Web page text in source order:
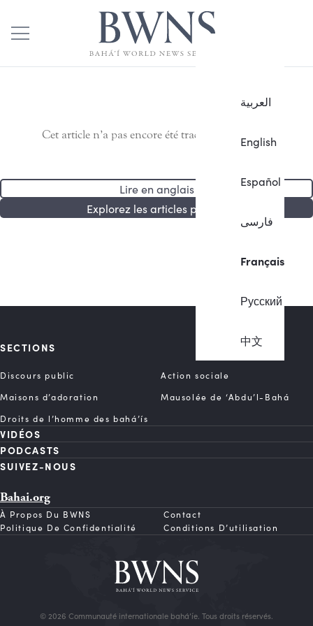
العربية
English
Español
فارسی
Français
Русский
中文
Cet article n’a pas encore été traduit en français.
Lire en anglais
Explorez les articles publiés
SECTIONS
Discours public
Action sociale
Maisons d’adoration
Mausolée de ‘Abdu’l-Bahá
Droits de l’homme des bahá’ís
VIDÉOS
PODCASTS
SUIVEZ-NOUS
Bahai.org
À Propos Du BWNS
Contact
Politique De Confidentialité
Conditions D’utilisation
© 2026 Communauté internationale bahá’íe. Tous droits réservés.